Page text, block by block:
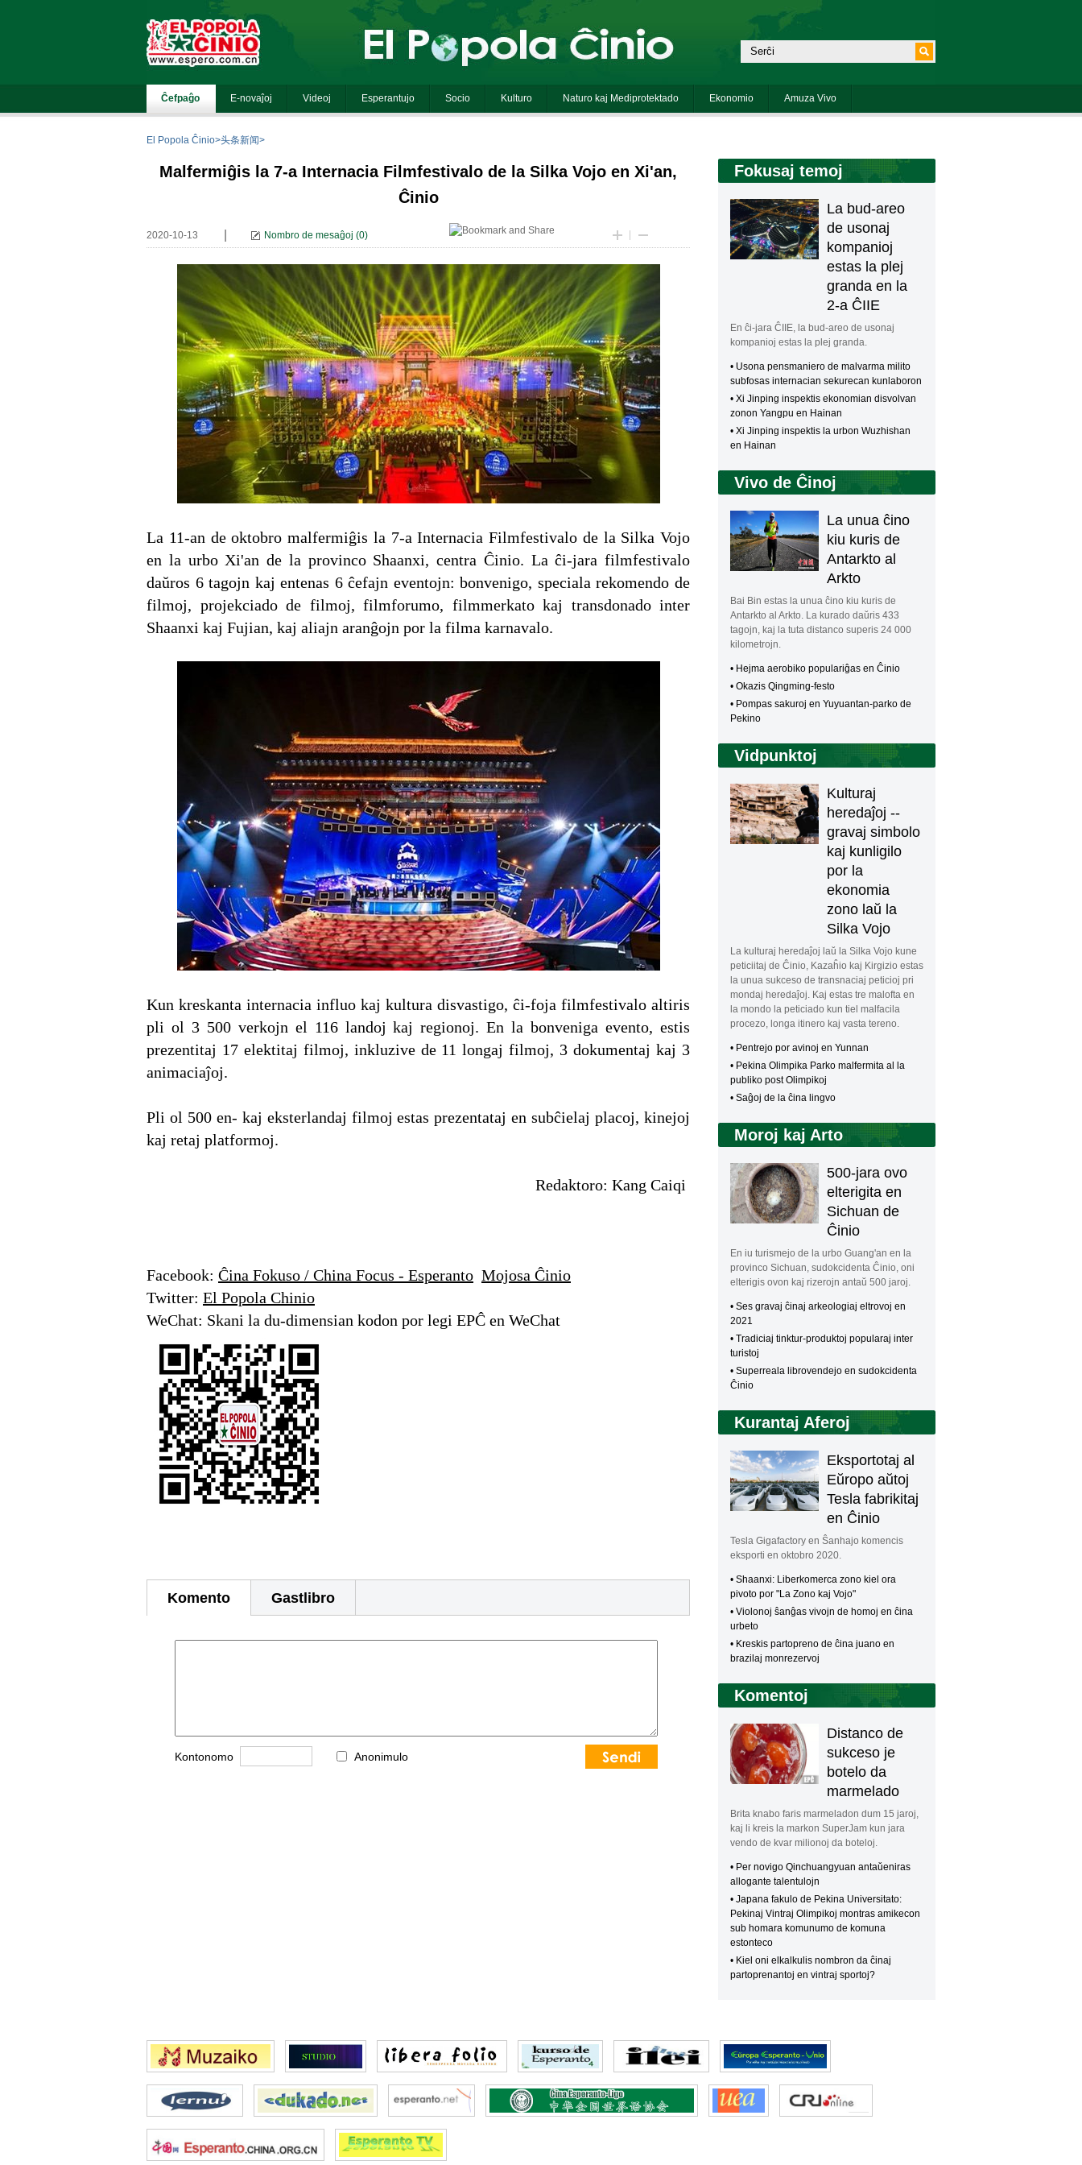
El Popola Ĉinio>头条新闻>
Malfermiĝis la 7-a Internacia Filmfestivalo de la Silka Vojo en Xi'an,
Ĉinio
2020-10-13 Nombro de mesaĝoj (0)
La 11-an de oktobro malfermiĝis la 7-a Internacia Filmfestivalo de la Silka Vojo
en la urbo Xi'an de la provinco Shaanxi, centra Ĉinio. La ĉi-jara filmfestivalo
daŭros 6 tagojn kaj entenas 6 ĉefajn eventojn: bonvenigo, speciala rekomendo de
filmoj, projekciado de filmoj, filmforumo, filmmerkato kaj transdonado inter
Shaanxi kaj Fujian, kaj aliajn aranĝojn por la filma karnavalo.
Kun kreskanta internacia influo kaj kultura disvastigo, ĉi-foja filmfestivalo altiris
pli ol 3 500 verkojn el 116 landoj kaj regionoj. En la bonveniga evento, estis
prezentitaj 17 elektitaj filmoj, inkluzive de 11 longaj filmoj, 3 dokumentaj kaj 3
animaciaĵoj.
Pli ol 500 en- kaj eksterlandaj filmoj estas prezentataj en subĉielaj placoj, kinejoj
kaj retaj platformoj.
Redaktoro: Kang Caiqi
Facebook: Ĉina Fokuso / China Focus - Esperanto Mojosa Ĉinio
Twitter: El Popola Chinio
WeChat: Skani la du-dimensian kodon por legi EPĈ en WeChat
Komento Gastlibro
Kontonomo Anonimulo